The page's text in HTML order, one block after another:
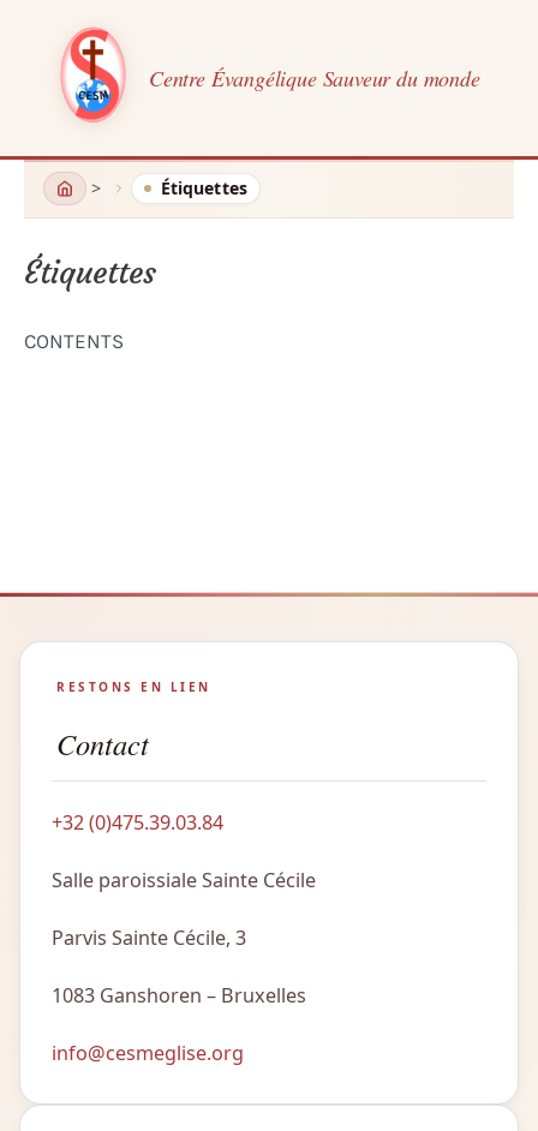
contenu
Centre Évangélique Sauveur du monde
Étiquettes
Étiquettes
CONTENTS
RESTONS EN LIEN
Contact
+32 (0)475.39.03.84
Salle paroissiale Sainte Cécile
Parvis Sainte Cécile, 3
1083 Ganshoren – Bruxelles
info@cesmeglise.org